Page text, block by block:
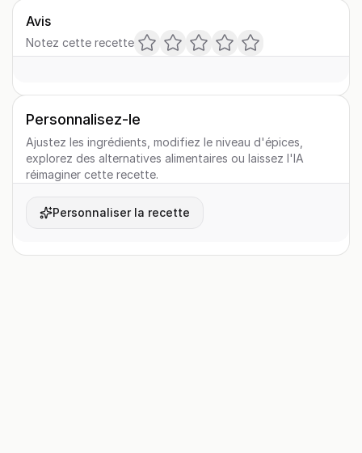
Avis
Notez cette recette
Personnalisez-le
Ajustez les ingrédients, modifiez le niveau d'épices,
explorez des alternatives alimentaires ou laissez l'IA
réimaginer cette recette.
Personnaliser la recette